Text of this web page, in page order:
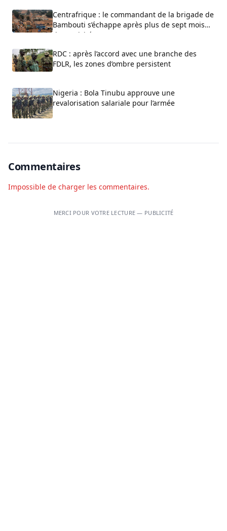
Centrafrique : le commandant de la brigade de
Bambouti s’échappe après plus de sept mois
de captivité
RDC : après l’accord avec une branche des
FDLR, les zones d’ombre persistent
Nigeria : Bola Tinubu approuve une
revalorisation salariale pour l’armée
Commentaires
Impossible de charger les commentaires.
MERCI POUR VOTRE LECTURE — PUBLICITÉ